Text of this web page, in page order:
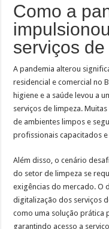
Como a
serviços
A pandemia alterou
residencial e comercial no
higiene e a saúde levou a
serviços de limpeza.
de ambientes limpos e
profissionais capacitados
Além disso, o cenário
do setor de limpeza se
exigências do mercado. O
digitalização dos serviços
como uma solução prática
garantindo acesso a